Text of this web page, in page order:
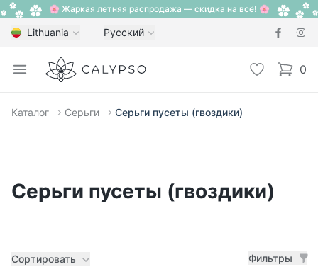
🌸 Жаркая летняя распродажа — скидка на всё! 🌸
Lithuania Русский
Open menu
Calypso Избранное
0
items
Каталог Серьги Серьги пусеты (гвоздики)
Серьги пусеты (гвоздики)
Сортировать Фильтры